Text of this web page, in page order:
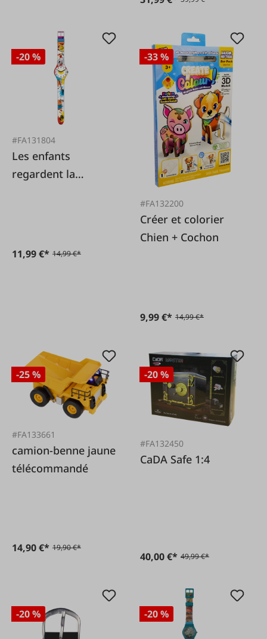
-20 %
#FA131804
Les enfants
regardent la
11,99 €* 14,99 €*
-33 %
#FA132200
Créer et colorier
Chien + Cochon
9,99 €* 14,99 €*
-25 %
#FA133661
camion-benne jaune
télécommandé
14,90 €* 19,90 €*
-20 %
#FA132450
CaDA Safe 1:4
40,00 €* 49,99 €*
-20 % -20 %